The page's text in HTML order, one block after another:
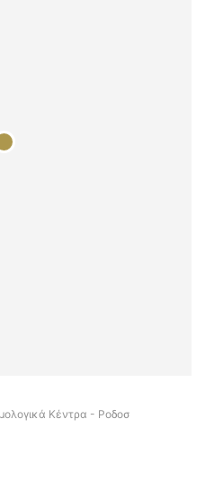
Κέντρα - Ροδοσ